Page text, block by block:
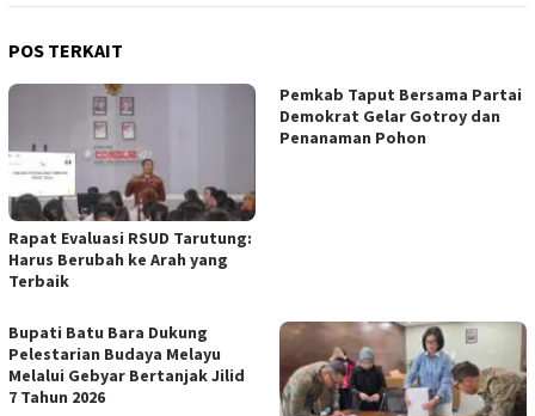
POS TERKAIT
Rapat Evaluasi RSUD Tarutung:
Harus Berubah ke Arah yang
Terbaik
Pemkab Taput Bersama Partai
Demokrat Gelar Gotroy dan
Penanaman Pohon
Bupati Batu Bara Dukung
Pelestarian Budaya Melayu
Melalui Gebyar Bertanjak Jilid
7 Tahun 2026